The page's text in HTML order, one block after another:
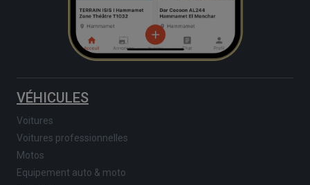
VÉHICULES
Voitures
Voitures professionnelles
Motos
Equipement auto & moto